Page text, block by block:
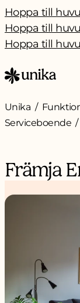
Hoppa till
Hoppa till
Hoppa till
Unika
Serviceboende
Främja